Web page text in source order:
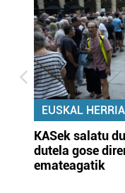
EUSKAL
KASek salatu
dutela gose
emateagatik